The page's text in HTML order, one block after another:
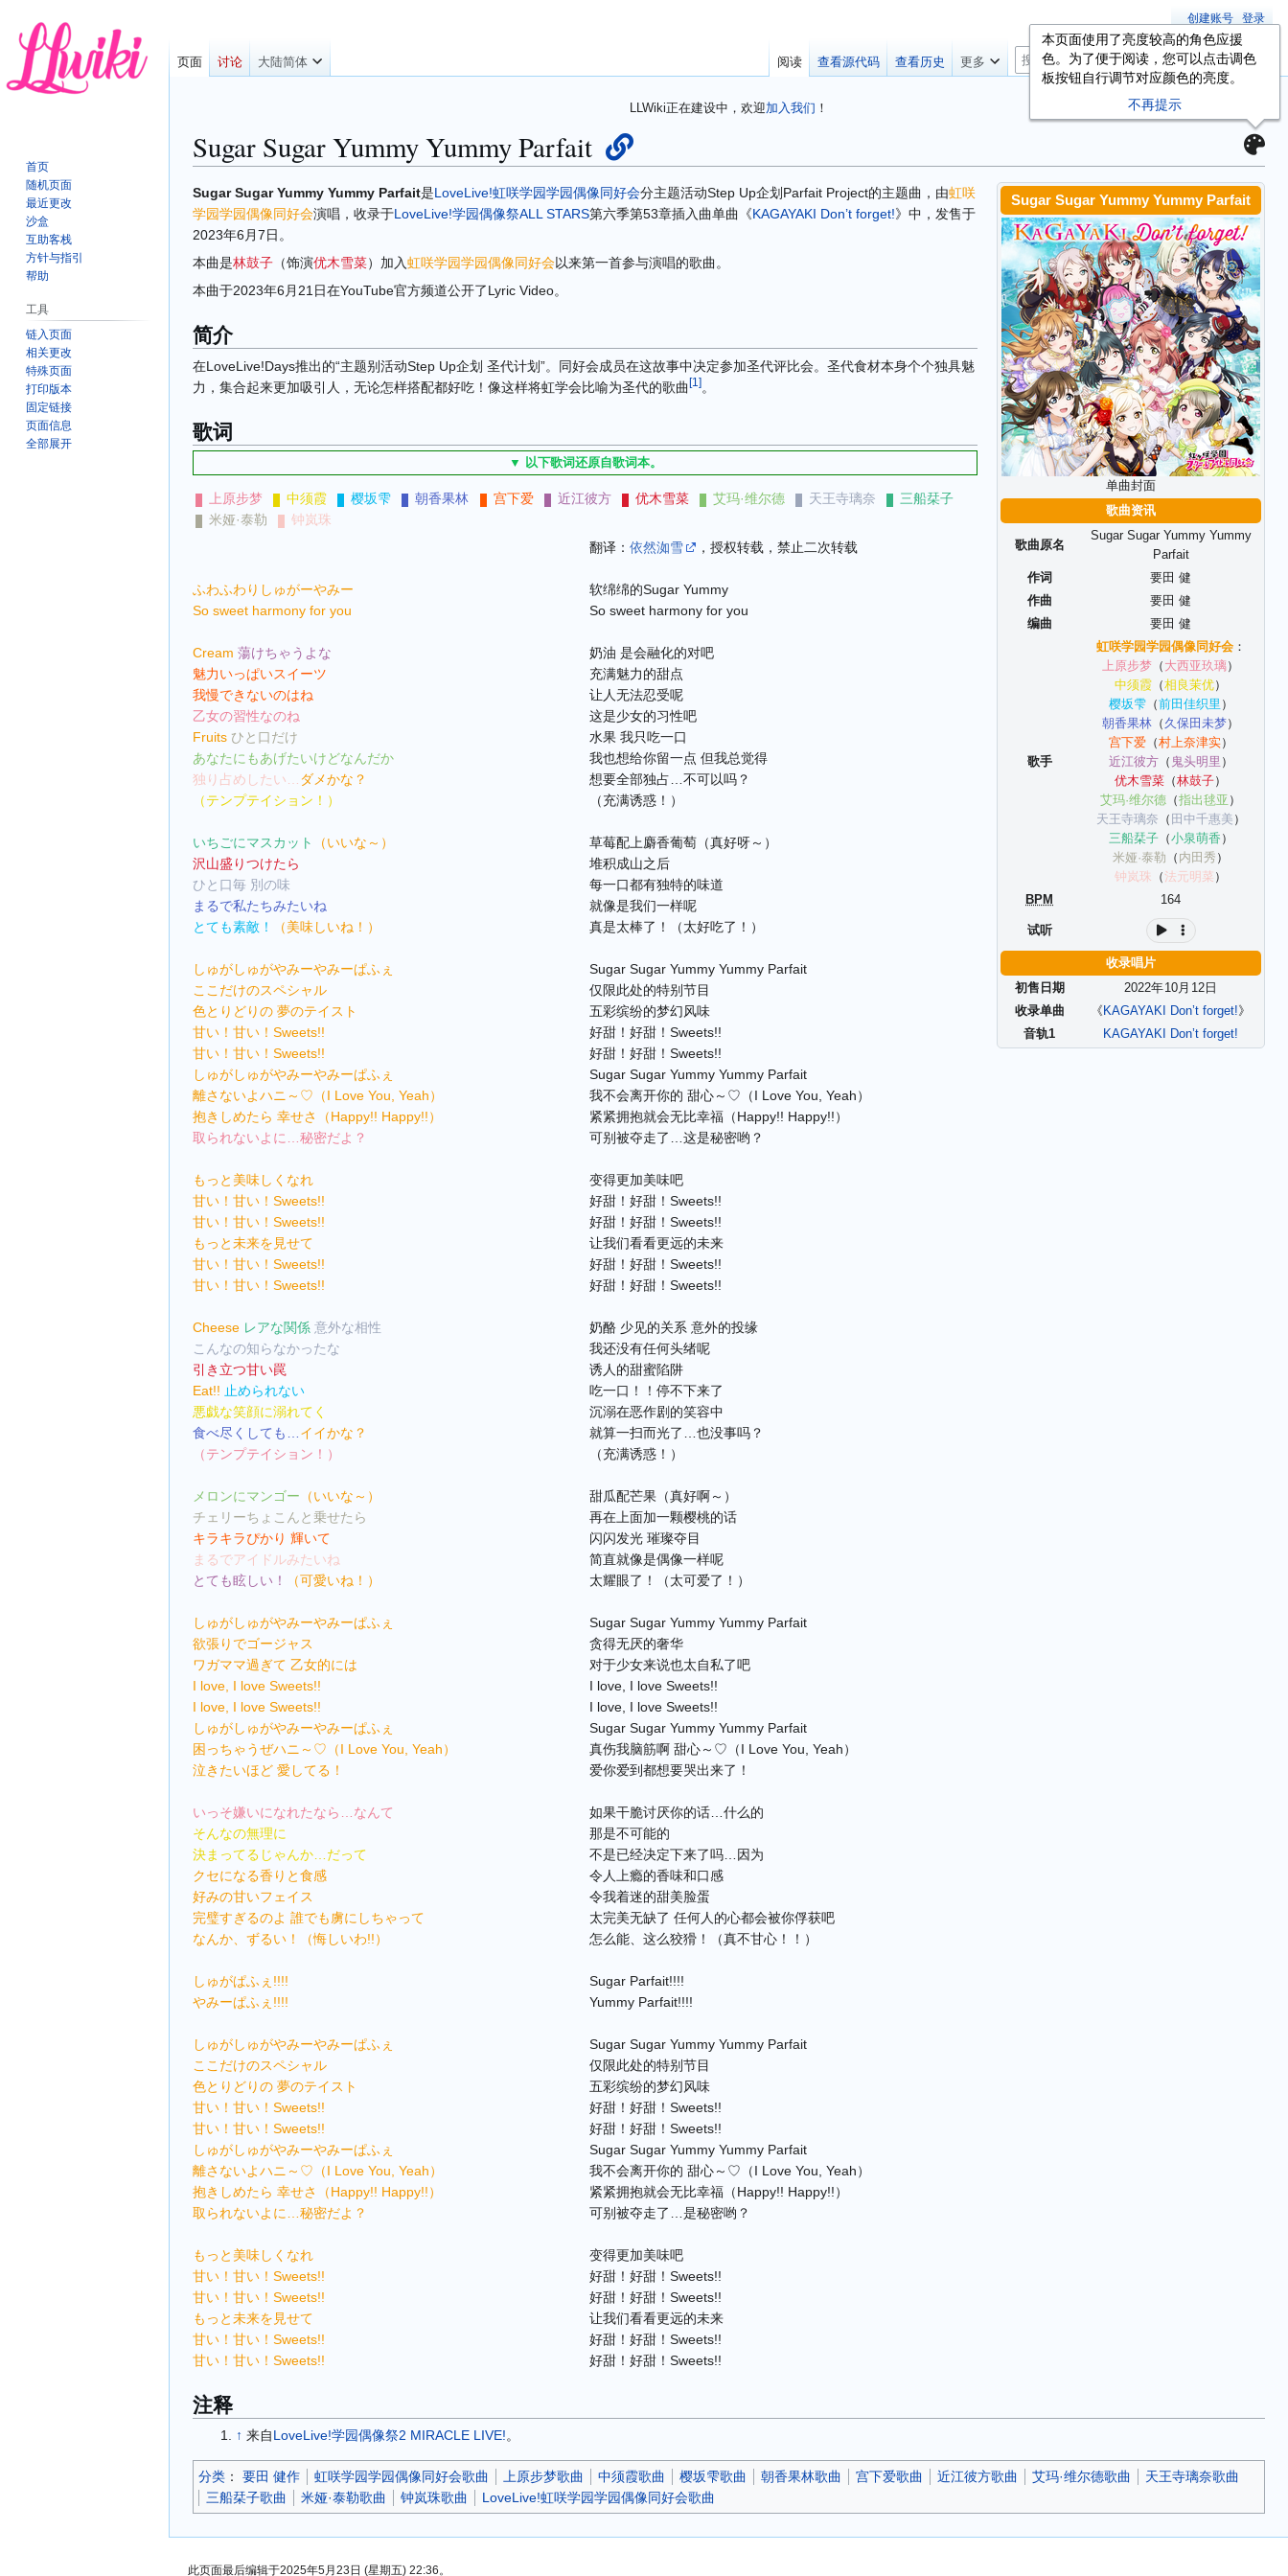
LLWiki正在建设中，欢迎加入我们 ！
Sugar Sugar Yummy Yummy Parfait
跳
转
到
导
跳
转
到
搜
Sugar Sugar Yummy Yummy Parfait
单曲封面
歌曲资讯
歌曲原名
Sugar Sugar Yummy Yummy
Parfait
作词
要田 健
作曲
要田 健
编曲
要田 健
歌手
虹咲学园学园偶像同好会：
上原步梦 （ 大西亚玖璃）
中须霞 （相良茉优）
樱坂雫（前田佳织里 ）
朝香果林 （ 久保田未梦）
宫下爱（村上奈津实）
近江彼方（ 鬼头明里 ）
优木雪菜 （林鼓子）
艾玛·维尔德 （指出毬亚 ）
天王寺璃奈 （ 田中千惠美 ）
三船栞子（小泉萌香 ）
米娅·泰勒 （ 内田秀 ）
钟岚珠 （ 法元明菜 ）
BPM
164
试听
收录唱片
初售日期
2022年10月 12日
收录单曲
《 KAGAYAKI Don’t forget!》
音轨1
KAGAYAKI Don’t forget!
Sugar Sugar Yummy Yummy Parfait是LoveLive!虹咲学园学园偶像同好会分主题活动Step Up企划Parfait Project的主题曲，由虹咲
学园学园偶像同好会演唱，收录于LoveLive!学园偶像祭ALL STARS第六季第53章插入曲单曲《KAGAYAKI Don’t forget!》中，发售于
2023年6月7日。
本曲是林鼓子 （饰演优木雪菜） 加入虹咲学园学园偶像同好会以来第一首参与演唱的歌曲。
本曲于2023年6月21日在YouTube官方频道公开了Lyric Video。
简介
在LoveLive!Days推出的“主题别活动Step Up企划 圣代计划”。同好会成员在这故事中决定参加圣代评比会。圣代食材本身个个独具魅
力，集合起来更加吸引人，无论怎样搭配都好吃！像这样将虹学会比喻为圣代的歌曲 [1 ] 。
歌词
▼ 以下歌词还原自歌词本。
上原步梦 中须霞 樱坂雫 朝香果林 宫下爱 近江彼方 优木雪菜 艾玛·维尔德 天王寺璃奈
三船栞子
米娅·泰勒
钟岚珠
翻译： 依然洳雪 ，授权转载，禁止二次转载
ふわふわりしゅがーやみー
软绵绵的Sugar Yummy
So sweet harmony for you
So sweet harmony for you
Cream 蕩けちゃうよな
奶油 是会融化的对吧
魅力いっぱいスイーツ
充满魅力的甜点
我慢できないのはね
让人无法忍受呢
乙女の習性なのね
这是少女的习性吧
Fruits ひと口だけ
水果 我只吃一口
あなたにもあげたいけどなんだか
我也想给你留一点 但我总觉得
独り占めしたい… ダメかな？
想要全部独占…不可以吗？
（テンプテイション！）
（充满诱惑！）
いちごにマスカット （いいな～）
草莓配上麝香葡萄（真好呀～）
沢山盛りつけたら
堆积成山之后
ひと口毎 別の味
每一口都有独特的味道
まるで私たちみたいね
就像是我们一样呢
とても素敵！
（美味しいね！） 真是太棒了！（太好吃了！）
しゅがしゅがやみーやみーぱふぇ
Sugar Sugar Yummy Yummy Parfait
ここだけのスペシャル
仅限此处的特别节目
色とりどりの 夢のテイスト
五彩缤纷的梦幻风味
甘い！甘い！Sweets!!
好甜！好甜！Sweets!!
甘い！甘い！Sweets!!
好甜！好甜！Sweets!!
しゅがしゅがやみーやみーぱふぇ
Sugar Sugar Yummy Yummy Parfait
離さないよハニ～♡（I Love You, Yeah）
我不会离开你的 甜心～♡（I Love You, Yeah）
抱きしめたら 幸せさ（Happy!! Happy!!）
紧紧拥抱就会无比幸福（Happy!! Happy!!）
取られないよに…秘密だよ？
可别被夺走了…这是秘密哟？
もっと美味しくなれ
变得更加美味吧
甘い！甘い！Sweets!!
好甜！好甜！Sweets!!
甘い！甘い！Sweets!!
好甜！好甜！Sweets!!
もっと未来を見せて
让我们看看更远的未来
甘い！甘い！Sweets!!
好甜！好甜！Sweets!!
甘い！甘い！Sweets!!
好甜！好甜！Sweets!!
Cheese レアな関係 意外な相性
奶酪 少见的关系 意外的投缘
こんなの知らなかったな
我还没有任何头绪呢
引き立つ甘い罠
诱人的甜蜜陷阱
Eat!! 止められない
吃一口！！停不下来了
悪戯な笑顔に溺れてく
沉溺在恶作剧的笑容中
食べ尽くしても…イイかな？
就算一扫而光了…也没事吗？
（テンプテイション！）
（充满诱惑！）
メロンにマンゴー （いいな～）
甜瓜配芒果（真好啊～）
チェリーちょこんと乗せたら
再在上面加一颗樱桃的话
キラキラぴかり 輝いて
闪闪发光 璀璨夺目
まるでアイドルみたいね
简直就像是偶像一样呢
とても眩しい！
（可愛いね！） 太耀眼了！（太可爱了！）
しゅがしゅがやみーやみーぱふぇ
Sugar Sugar Yummy Yummy Parfait
欲張りでゴージャス
贪得无厌的奢华
ワガママ過ぎて 乙女的には
对于少女来说也太自私了吧
I love, I love Sweets!!
I love, I love Sweets!!
I love, I love Sweets!!
I love, I love Sweets!!
しゅがしゅがやみーやみーぱふぇ
Sugar Sugar Yummy Yummy Parfait
困っちゃうぜハニ～♡（I Love You, Yeah）
真伤我脑筋啊 甜心～♡（I Love You, Yeah）
泣きたいほど 愛してる！
爱你爱到都想要哭出来了！
いっそ嫌いになれたなら…なんて
如果干脆讨厌你的话…什么的
そんなの無理に
那是不可能的
決まってるじゃんか…だって
不是已经决定下来了吗…因为
クセになる香りと食感
令人上瘾的香味和口感
好みの甘いフェイス
令我着迷的甜美脸蛋
完璧すぎるのよ 誰でも虜にしちゃって
太完美无缺了 任何人的心都会被你俘获吧
なんか、ずるい！（悔しいわ!!）
怎么能、这么狡猾！（真不甘心！！）
しゅがぱふぇ!!!!
Sugar Parfait!!!!
やみーぱふぇ!!!!
Yummy Parfait!!!!
しゅがしゅがやみーやみーぱふぇ
Sugar Sugar Yummy Yummy Parfait
ここだけのスペシャル
仅限此处的特别节目
色とりどりの 夢のテイスト
五彩缤纷的梦幻风味
甘い！甘い！Sweets!!
好甜！好甜！Sweets!!
甘い！甘い！Sweets!!
好甜！好甜！Sweets!!
しゅがしゅがやみーやみーぱふぇ
Sugar Sugar Yummy Yummy Parfait
離さないよハニ～♡（I Love You, Yeah）
我不会离开你的 甜心～♡（I Love You, Yeah）
抱きしめたら 幸せさ（Happy!! Happy!!）
紧紧拥抱就会无比幸福（Happy!! Happy!!）
取られないよに…秘密だよ？
可别被夺走了…是秘密哟？
もっと美味しくなれ
变得更加美味吧
甘い！甘い！Sweets!!
好甜！好甜！Sweets!!
甘い！甘い！Sweets!!
好甜！好甜！Sweets!!
もっと未来を見せて
让我们看看更远的未来
甘い！甘い！Sweets!!
好甜！好甜！Sweets!!
甘い！甘い！Sweets!!
好甜！好甜！Sweets!!
注释
↑ 来自LoveLive!学园偶像祭2 MIRACLE LIVE!。
分类 ：​ 要田 健作 虹咲学园学园偶像同好会歌曲 上原步梦歌曲 中须霞歌曲 樱坂雫歌曲 朝香果林歌曲 宫下爱歌曲 近江彼方歌曲 艾玛·维尔德歌曲
天王寺璃奈歌曲
三船栞子歌曲
米娅·泰勒歌曲 钟岚珠歌曲 LoveLive!虹咲学园学园偶像同好会歌曲
创建账号 登录
页面 讨论 大陆简体 阅读 查看源代码 查看历史 更多
搜
索
首页
随机页面
最近更改
沙盒
互助客栈
方针与指引
帮助
工具
链入页面
相关更改
特殊页面
打印版本
固定链接
页面信息
全部展开
此页面最后编辑于2025年5月23日 (星期五) 22:36。
本页面使用了亮度较高的角色应援
色。为了便于阅读，您可以点击调色
板按钮自行调节对应颜色的亮度。
不再提示